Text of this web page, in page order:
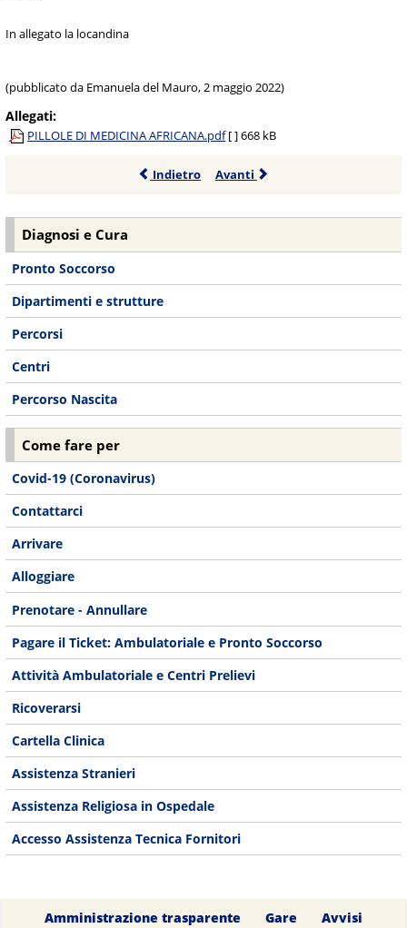
In allegato la locandina
(pubblicato da Emanuela del Mauro, 2 maggio 2022)
Allegati:
PILLOLE DI MEDICINA AFRICANA.pdf [ ]668 kB
Indietro Avanti
Diagnosi e Cura
Pronto Soccorso
Dipartimenti e strutture
Percorsi
Centri
Percorso Nascita
Come fare per
Covid-19 (Coronavirus)
Contattarci
Arrivare
Alloggiare
Prenotare - Annullare
Pagare il Ticket: Ambulatoriale e Pronto Soccorso
Attività Ambulatoriale e Centri Prelievi
Ricoverarsi
Cartella Clinica
Assistenza Stranieri
Assistenza Religiosa in Ospedale
Accesso Assistenza Tecnica Fornitori
Amministrazione trasparente Gare Avvisi